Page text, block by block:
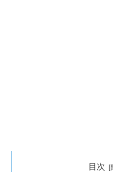
目次